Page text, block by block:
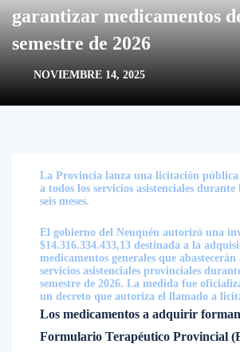
garantizar medicamentos
semestre de 2026
NOVIEMBRE 14, 2025
La Provincia lanza una licitación pública
a todos los servicios asistenciales
seis meses.
El gobierno del Neuquén autorizó una
$14.316.334.433,13 destinada a la
medicamentos generales que
servicios asistenciales provinciales
semestre de 2026. La medida fue
un decreto que autoriza el llamado a
Los medicamentos a adquirir
Formulario Terapéutico Provincial